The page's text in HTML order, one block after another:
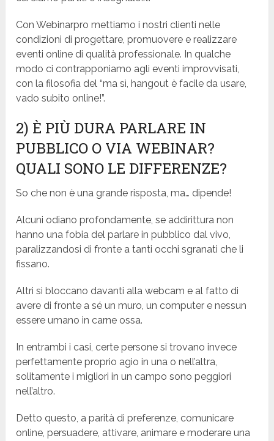
Con Webinarpro mettiamo i nostri clienti nelle
condizioni di progettare, promuovere e realizzare
eventi online di qualità professionale. In qualche
modo ci contrapponiamo agli eventi improvvisati,
con la filosofia del “ma sì, hangout è facile da usare,
vado subito online!”.
2) È PIÙ DURA PARLARE IN
PUBBLICO O VIA WEBINAR?
QUALI SONO LE DIFFERENZE?
So che non è una grande risposta, ma… dipende!
Alcuni odiano profondamente, se addirittura non
hanno una fobia del parlare in pubblico dal vivo,
paralizzandosi di fronte a tanti occhi sgranati che li
fissano.
Altri si bloccano davanti alla webcam e al fatto di
avere di fronte a sé un muro, un computer e nessun
essere umano in carne ossa.
In entrambi i casi, certe persone si trovano invece
perfettamente proprio agio in una o nell’altra,
solitamente i migliori in un campo sono peggiori
nell’altro.
Detto questo, a parità di preferenze, comunicare
online, persuadere, attivare, animare e moderare una